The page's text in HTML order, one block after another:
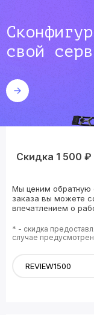
свой
Скидка 1 500
Мы ценим обратную
заказа вы можете
впечатлением о
* - скидка
случае